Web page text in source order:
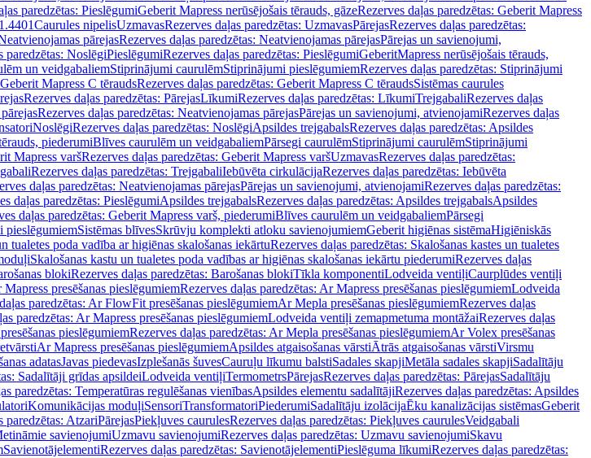
paredzētas: PieslēgumiGeberit Mapress nerūsējošais tērauds, gāzeRezerves daļas paredzētas: Geberit Mapress
Caurules nipelisUzmavasRezerves daļas paredzētas: UzmavasPārejasRezerves daļas paredzētas:
pārejasRezerves daļas paredzētas: Neatvienojamas pārejasPārejas un savienojumi,
paredzētas: NoslēgiPieslēgumiRezerves daļas paredzētas: PieslēgumiGeberitMapress nerūsējošais tērauds,
un veidgabaliemStiprinājumi caurulēmStiprinājumi pieslēgumiemRezerves daļas paredzētas: Stiprinājumi
Geberit Mapress C tēraudsRezerves daļas paredzētas: Geberit Mapress C tēraudsSistēmas caurules
Rezerves daļas paredzētas: PārejasLīkumiRezerves daļas paredzētas: LīkumiTrejgabaliRezerves daļas
Rezerves daļas paredzētas: Neatvienojamas pārejasPārejas un savienojumi, atvienojamiRezerves daļas
NoslēgiRezerves daļas paredzētas: NoslēgiApsildes trejgabalsRezerves daļas paredzētas: Apsildes
piederumiBlīves caurulēm un veidgabaliemPārsegi caurulēmStiprinājumi caurulēmStiprinājumi
Mapress varšRezerves daļas paredzētas: Geberit Mapress varšUzmavasRezerves daļas paredzētas:
Rezerves daļas paredzētas: TrejgabaliIebūvēta cirkulācijaRezerves daļas paredzētas: Iebūvēta
daļas paredzētas: Neatvienojamas pārejasPārejas un savienojumi, atvienojamiRezerves daļas paredzētas:
daļas paredzētas: PieslēgumiApsildes trejgabalsRezerves daļas paredzētas: Apsildes trejgabalsApsildes
daļas paredzētas: Geberit Mapress varš, piederumiBlīves caurulēm un veidgabaliemPārsegi
pieslēgumiemSistēmas blīvesSkrūvju komplekti atloku savienojumiemGeberit higiēnas sistēmaHigiēniskās
tualetes poda vadība ar higiēnas skalošanas iekārtuRezerves daļas paredzētas: Skalošanas kastes un tualetes
Skalošanas kastu un tualetes poda vadības ar higiēnas skalošanas iekārtu piederumiRezerves daļas
blokiRezerves daļas paredzētas: Barošanas blokiTīkla komponentiLodveida ventiļiCaurplūdes ventiļi
Mapress presēšanas pieslēgumiemRezerves daļas paredzētas: Ar Mapress presēšanas pieslēgumiemLodveida
paredzētas: Ar FlowFit presēšanas pieslēgumiemAr Mepla presēšanas pieslēgumiemRezerves daļas
paredzētas: Ar Mapress presēšanas pieslēgumiemLodveida ventiļi zemapmetuma montāžaiRezerves daļas
pieslēgumiemRezerves daļas paredzētas: Ar Mepla presēšanas pieslēgumiemAr Volex presēšanas
Ar Mapress presēšanas pieslēgumiemApsildes atgaisošanas vārstiĀtrās atgaisošanas vārstiVirsmu
adatasJavas piedevasIzplešanās šuvesCauruļu līkumu balstiSadales skapjiMetāla sadales skapjiSadalītāju
Sadalītāji grīdas apsildeiLodveida ventiļiTermometrsPārejasRezerves daļas paredzētas: PārejasSadalītāju
paredzētas: Temperatūras regulēšanas vienībasApsildes elementu sadalītājiRezerves daļas paredzētas: Apsildes
Komunikācijas moduļiSensoriTransformatoriPiederumiSadalītāju izolācijaĒku kanalizācijas sistēmasGeberit
paredzētas: AtzariPārejasPiekļuves caurulesRezerves daļas paredzētas: Piekļuves caurulesVeidgabali
savienojumiUzmavu savienojumiRezerves daļas paredzētas: Uzmavu savienojumiSkavu
SavienotājelementiRezerves daļas paredzētas: SavienotājelementiPieslēguma līkumiRezerves daļas paredzētas: